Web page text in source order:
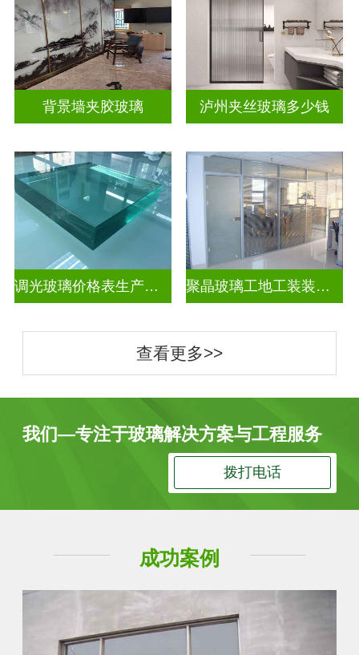
背景墙夹胶玻璃 泸州夹丝玻璃多少钱
调光玻璃价格表生产电话 聚晶玻璃工地工装装饰玻璃
查看更多>>
我们—专注于玻璃解决方案与工程服务
拨打电话
成功案例